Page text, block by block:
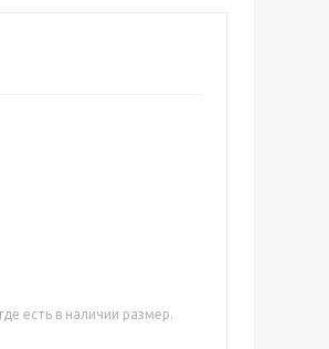
есть в наличии размер.